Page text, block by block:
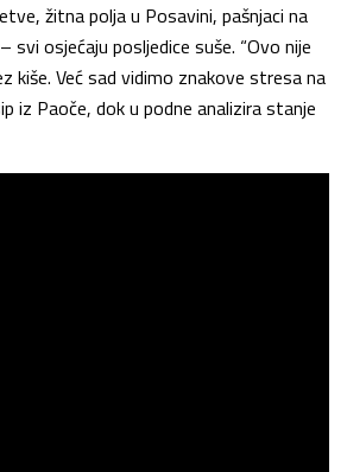
žitna polja u Posavini, pašnjaci na
svi osjećaju posljedice suše. “Ovo nije
kiše. Već sad vidimo znakove stresa na
iz Paoče, dok u podne analizira stanje